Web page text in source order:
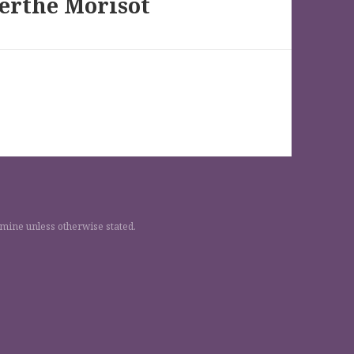
unless otherwise stated.